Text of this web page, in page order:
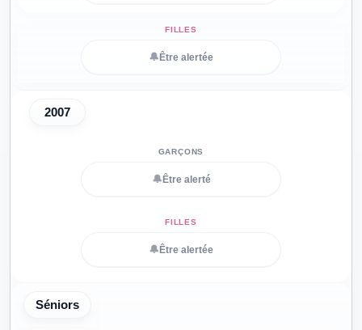
🔔 Être alertée
2007
🔔 Être alerté
🔔 Être alertée
Séniors